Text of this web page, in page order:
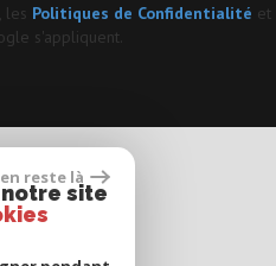
les Politiques de Confidentialité et
s'appliquent.
propriétaires
reste là
site